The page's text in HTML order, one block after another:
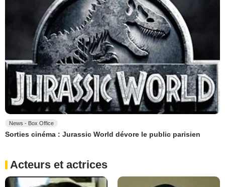
News - Box Office
Sorties cinéma : Jurassic World dévore le public parisien
Acteurs et actrices